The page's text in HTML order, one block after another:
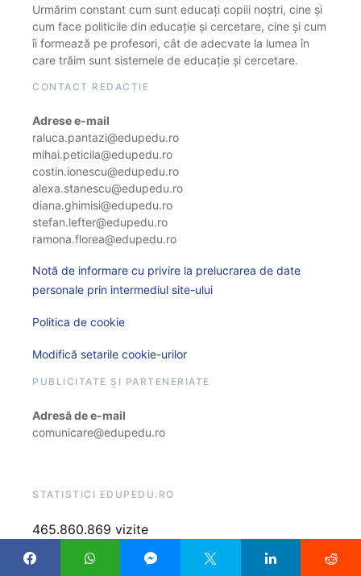
Urmărim constant cum sunt educați copiii noștri, cine și
cum face politicile din educație și cercetare, cine și cum
îi formează pe profesori, cât de adecvate la lumea în
care trăim sunt sistemele de educație și cercetare.
CONTACT REDACȚIE
Adrese e-mail
raluca.pantazi@edupedu.ro
mihai.peticila@edupedu.ro
costin.ionescu@edupedu.ro
alexa.stanescu@edupedu.ro
diana.ghimisi@edupedu.ro
stefan.lefter@edupedu.ro
ramona.florea@edupedu.ro
Notă de informare cu privire la prelucrarea de date
personale prin intermediul site-ului
Politica de cookie
Modifică setarile cookie-urilor
PUBLICITATE ȘI PARTENERIATE
Adresă de e-mail
comunicare@edupedu.ro
STATISTICI EDUPEDU.RO
465.860.869 vizite